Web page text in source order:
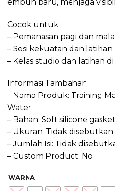
embun baru, menjaga
Cocok untuk
– Pemanasan pagi dan
– Sesi kekuatan dan latihan
– Kelas studio dan latihan
Informasi Tambahan
– Nama Produk: Training
Water
– Bahan: Soft silicone
– Ukuran: Tidak disebutkan
– Jumlah Isi: Tidak
– Custom Product: No
WARNA